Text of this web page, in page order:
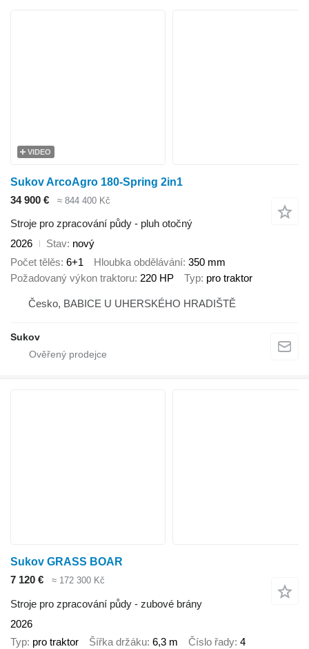
VIDEO
Sukov ArcoAgro 180-Spring 2in1
34 900 €
≈ 844 400 Kč
Stroje pro zpracování půdy - pluh otočný
2026
Stav nový
Počet tělěs 6+1 Hloubka obdělávání 350 mm
Požadovaný výkon traktoru 220 HP Typ pro traktor
Česko, BABICE U UHERSKÉHO HRADIŠTĚ
Sukov
Sukov GRASS BOAR
7 120 €
≈ 172 300 Kč
Stroje pro zpracování půdy - zubové brány
2026
Typ pro traktor Šířka držáku 6,3 m Číslo řady 4